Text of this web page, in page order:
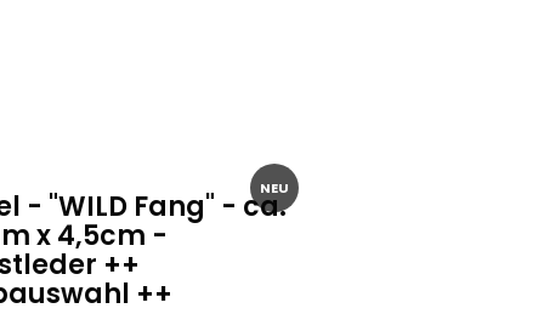
NEU
- "WILD Fang" - ca.
x 4,5cm -
++
++